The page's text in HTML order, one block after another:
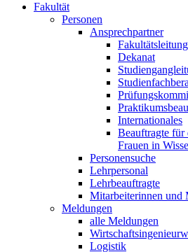
Fakultät
Personen
Ansprechpartner
Fakultätsleitung
Dekanat
Internationales
Beauftragte für
Frauen in
Personensuche
Lehrpersonal
Lehrbeauftragte
Mitarbeiterinnen und
Meldungen
alle Meldungen
Logistik